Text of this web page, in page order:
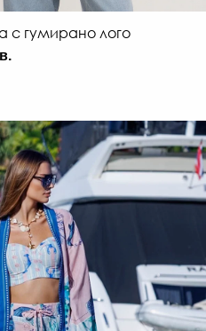
с гумирано лого